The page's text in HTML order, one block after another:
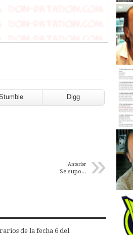
Digg
»
Anterior
Se supo...
de la fecha 6 del